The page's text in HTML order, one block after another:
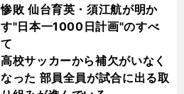
惨敗 仙台育英・須江航が明か
す"日本一1000日計画"のすべ
て
高校サッカーから補欠がいなく
なった 部員全員が試合に出る取